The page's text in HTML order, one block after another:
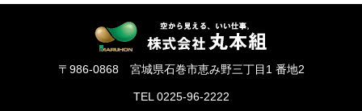
〒986-0868 宮城県石巻市恵み野三丁目1 番地2
TEL 0225-96-2222